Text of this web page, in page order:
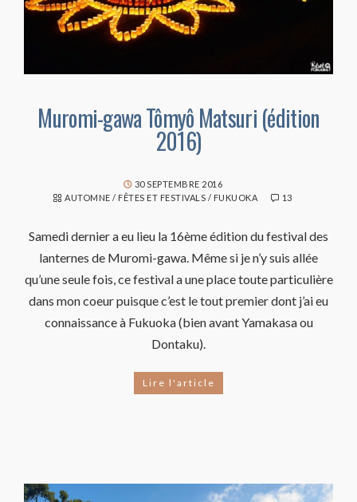
Muromi-gawa Tômyô Matsuri (édition
2016)
30 SEPTEMBRE 2016
AUTOMNE / FÊTES ET FESTIVALS / FUKUOKA 13
Samedi dernier a eu lieu la 16ème édition du festival des
lanternes de Muromi-gawa. Même si je n’y suis allée
qu’une seule fois, ce festival a une place toute particulière
dans mon coeur puisque c’est le tout premier dont j’ai eu
connaissance à Fukuoka (bien avant Yamakasa ou
Dontaku).
Lire l'article